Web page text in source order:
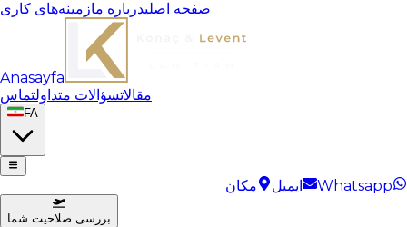
صفحه اصلیدرباره مازمینه‌های کاری
Anasayfa
مقالاتسؤالات متداولتماس
FA
Whatsapp ایمیل مکان
بررسی صلاحیت شما